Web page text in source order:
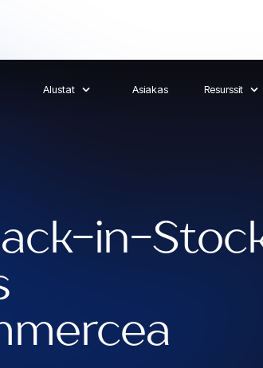
Alustat Asiakas Resurssit
in-